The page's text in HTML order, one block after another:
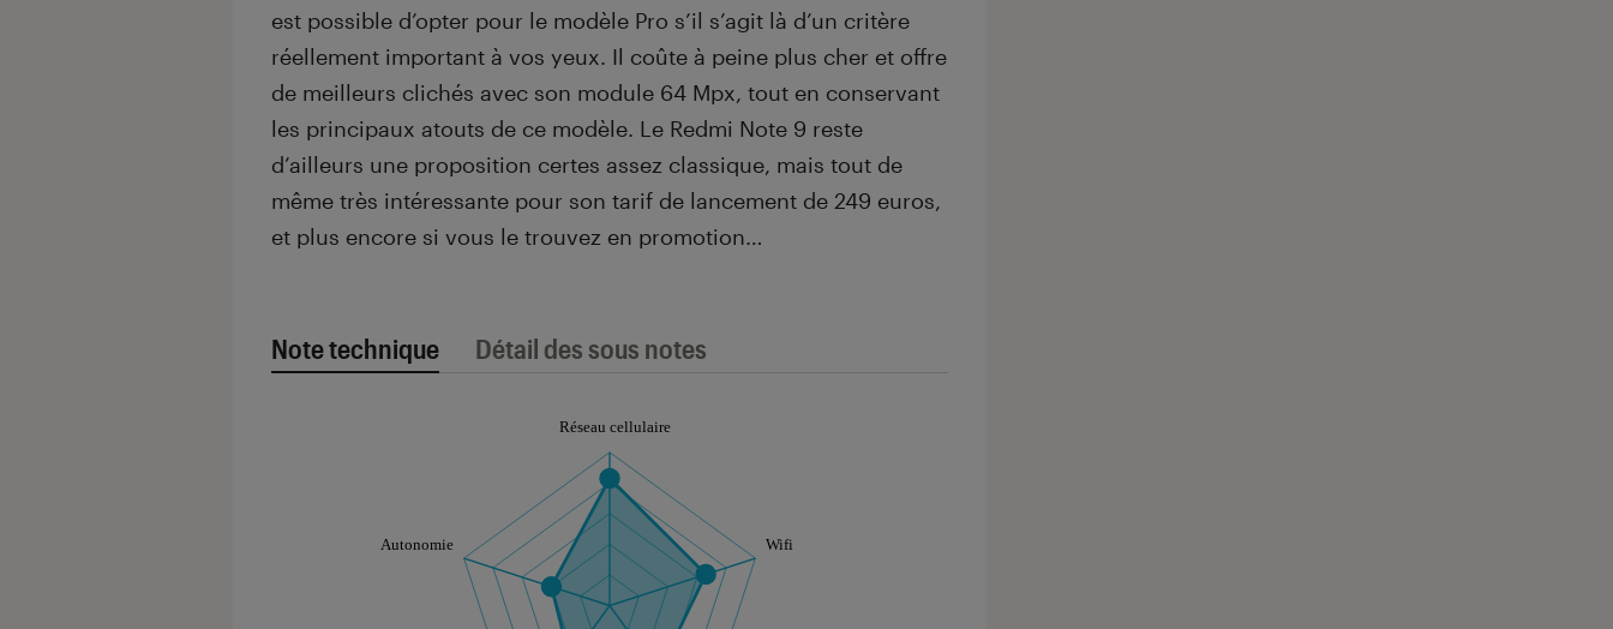
est possible d’opter pour le modèle Pro s’il s’agit là d’un critère
réellement important à vos yeux. Il coûte à peine plus cher et offre
de meilleurs clichés avec son module 64 Mpx, tout en conservant
les principaux atouts de ce modèle. Le Redmi Note 9 reste
d’ailleurs une proposition certes assez classique, mais tout de
même très intéressante pour son tarif de lancement de 249 euros,
et plus encore si vous le trouvez en promotion…
Note technique Détail des sous notes